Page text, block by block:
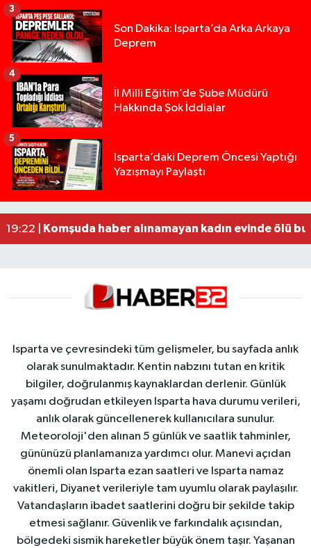
Son Dakika: Isparta’da Arka Arkaya
Deprem
3
İl Milli Eğitim’de Şube Müdürü
Hakkında Şok İddialar
4
Isparta’daki Deprem Öncesi Yaptığı
Yazışmayı Paylaştı
5
13:00 |Yığılca'da kardeşler arasındaki silahlı kavgada
12:48 |Tur teknesi çalışanlarının birbirine girdiği kavga
02:26 |MOTOSİKLETLE ÇARPIŞAN OTOMOBİL GÜL
19:22 |
Komşuda haber alınamayan kadın evinde ölü
Isparta ve çevresindeki tüm gelişmeler, bu sayfada anlık
olarak sunulmaktadır. Kentin nabzını tutan en kritik
bilgiler, doğrulanmış kaynaklardan derlenir. Günlük
yaşamı doğrudan etkileyen Isparta hava durumu verileri,
anlık olarak güncellenerek kullanıcılara sunulur.
Meteoroloji'den alınan 5 günlük ve saatlik tahminler,
gününüzü planlamanıza yardımcı olur. Manevi açıdan
önemli olan Isparta ezan saatleri ve Isparta namaz
vakitleri, Diyanet verileriyle tam uyumlu olarak paylaşılır.
Vatandaşların ibadet saatlerini doğru bir şekilde takip
etmesi sağlanır. Güvenlik ve farkındalık açısından,
bölgedeki sismik hareketler büyük önem taşır. Yaşanan